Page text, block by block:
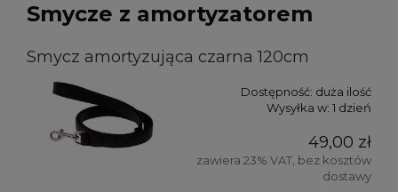
Smycze z amortyzatorem
Smycz amortyzująca czarna 120cm
Dostępność: duża ilość
Wysyłka w: 1 dzień
49,00 zł
zawiera 23% VAT, bez kosztów
dostawy